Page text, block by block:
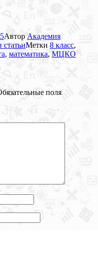
Автор Академия
Метки 8 класс,
, математика, МЦКО
поля